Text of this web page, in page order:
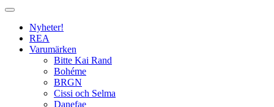
Nyheter!
REA
Varumärken
Bitte Kai Rand
Bohéme
BRGN
Cissi och Selma
Danefae